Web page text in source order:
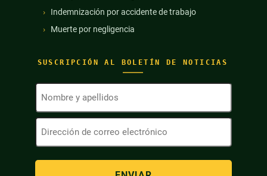
SUSCRIPCIÓN AL BOLETÍN DE NOTICIAS
Nombre
apellidos
Dirección
de
correo
Indemnización por accidente de trabajo
Muerte por negligencia